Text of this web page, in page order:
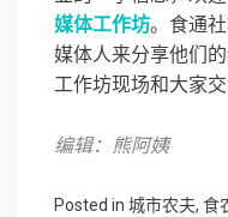
媒体工作坊。食通
媒体人来分享他们
工作坊现场和大家交
编辑：熊阿姨
Posted in 城市农夫, 食